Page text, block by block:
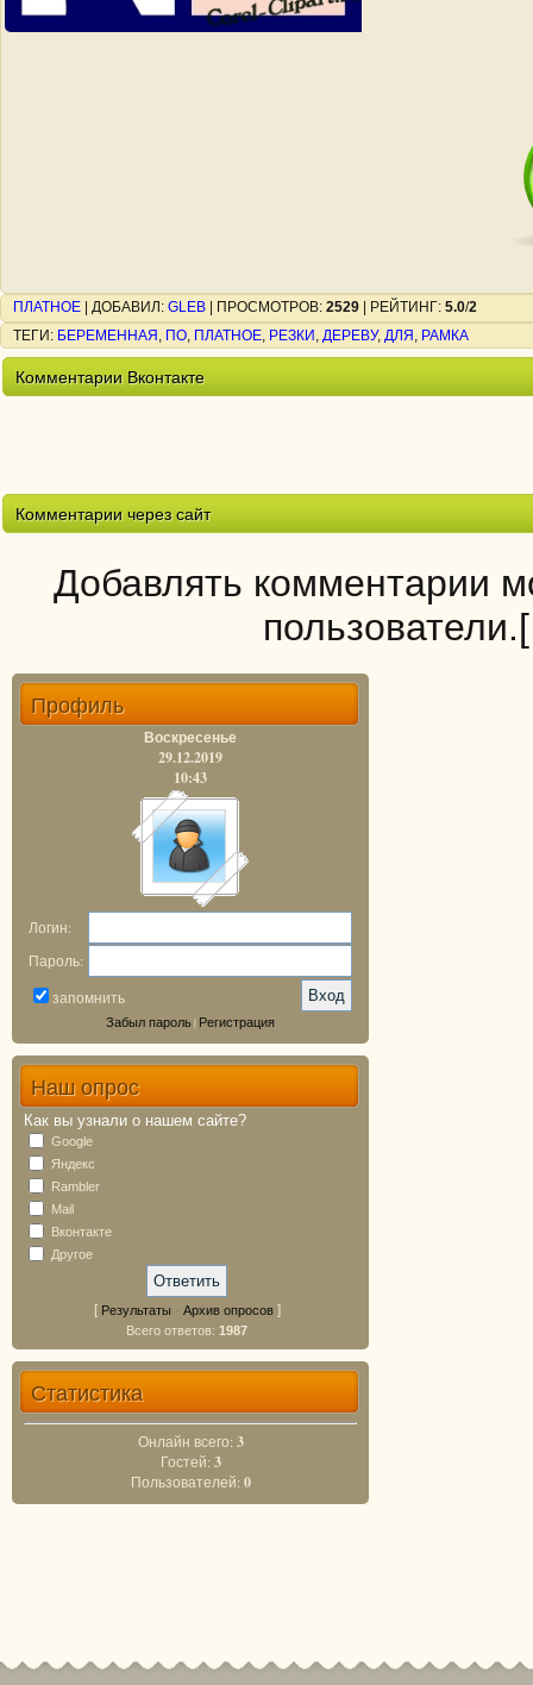
ПЛАТНОЕ ДОБАВИЛ : GLEB ПРОСМОТРОВ: 2529 РЕЙТИНГ: 5.0/2
ТЕГИ : БЕРЕМЕННАЯ , ПО, ПЛАТНОЕ, РЕЗКИ , ДЕРЕВУ, ДЛЯ , РАМКА
Комментарии Вконтакте
Комментарии через сайт
Добавлять комментарии
пользователи.
Профиль
Воскресенье
29.12.2019
10:43
Логин:
Пароль:
запомнить
Забыл пароль| Регистрация
Наш опрос
Как вы узнали о нашем сайте?
Google
Яндекс
Rambler
Mail
Вконтакте
Другое
[ Результаты · Архив опросов]
Всего ответов: 1987
Статистика
Онлайн всего: 3
Гостей: 3
Пользователей: 0